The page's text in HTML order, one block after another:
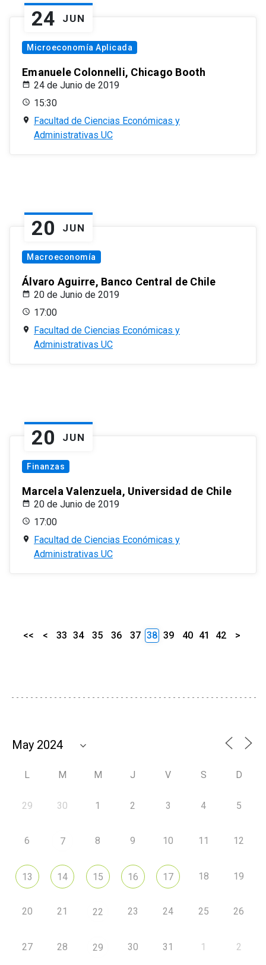
24 JUN
Microeconomía Aplicada
Emanuele Colonnelli, Chicago Booth
24 de Junio de 2019
15:30
Facultad de Ciencias Económicas y
Administrativas UC
20 JUN
Macroeconomía
Álvaro Aguirre, Banco Central de Chile
20 de Junio de 2019
17:00
Facultad de Ciencias Económicas y
Administrativas UC
20 JUN
Finanzas
Marcela Valenzuela, Universidad de Chile
20 de Junio de 2019
17:00
Facultad de Ciencias Económicas y
Administrativas UC
<< < 33 34 35 36 37 38 39 40 41 42 >
L M M J V S D
29 30 1 2 3 4 5
6 7 8 9 10 11 12
13 14 15 16 17 18 19
20 21 22 23 24 25 26
27 28 29 30 31 1 2